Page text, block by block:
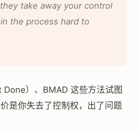
take away your control
the process hard to
）、BMAD 这些方法试图
是你失去了控制权，出了问题